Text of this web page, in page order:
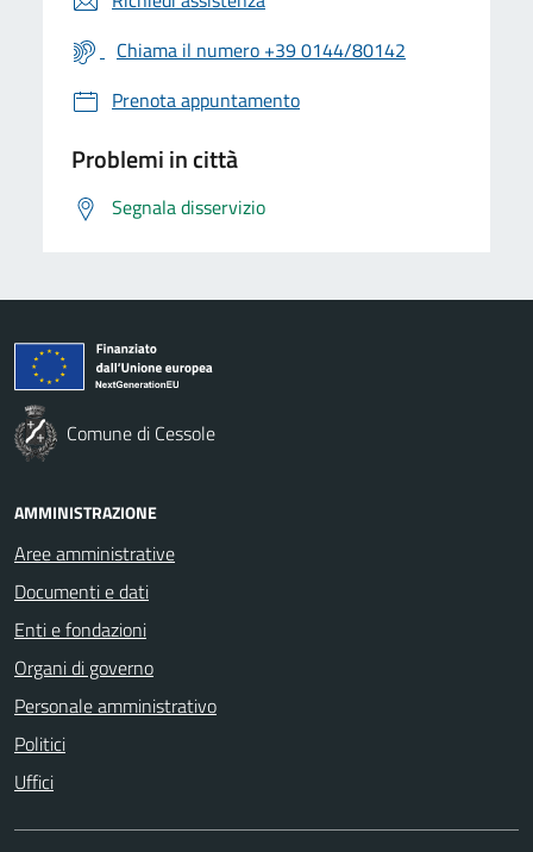
Chiama il numero +39 0144/80142
Prenota appuntamento
Problemi in città
Segnala disservizio
Comune di Cessole
AMMINISTRAZIONE
Aree amministrative
Documenti e dati
Enti e fondazioni
Organi di governo
Personale amministrativo
Politici
Uffici